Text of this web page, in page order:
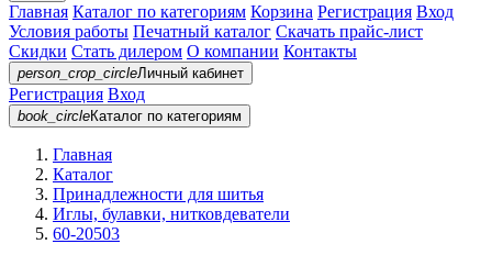
Главная Каталог по категориям Корзина Регистрация Вход
Условия работы Печатный каталог Скачать прайс-лист
Скидки Стать дилером О компании Контакты
person_crop_circleЛичный кабинет
Регистрация Вход
book_circleКаталог по категориям
Главная
Каталог
Принадлежности для шитья
Иглы, булавки, нитковдеватели
60-20503